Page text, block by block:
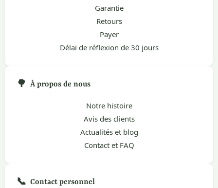
Garantie
Retours
Payer
Délai de réflexion de 30 jours
🌳 À propos de nous
Notre histoire
Avis des clients
Actualités et blog
Contact et FAQ
📞 Contact personnel